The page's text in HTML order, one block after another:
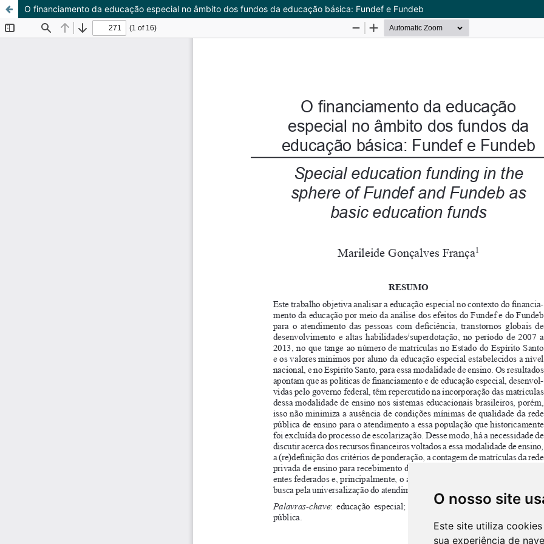
O nosso site
Este site utiliza
sua experiência de
O financiamento da educação especial no âmbito dos fundos da educação básica: Fundef e Fundeb